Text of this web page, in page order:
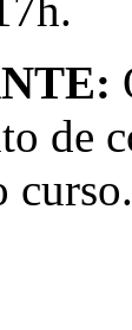
de
curso.